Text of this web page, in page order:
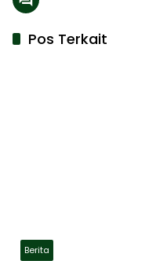
Pos Terkait
Berita